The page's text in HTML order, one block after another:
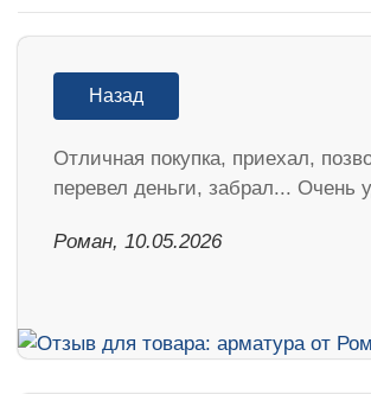
Назад
Отличная покупка, приехал,
перевел деньги, забрал... Очень
Роман, 10.05.2026